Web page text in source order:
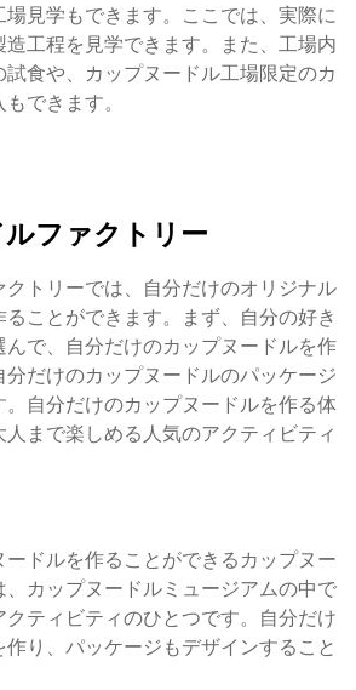
見学もできます。ここでは、実際に
工程を見学できます。また、工場内
食や、カップヌードル工場限定のカ
できます。
ファクトリー
クトリーでは、自分だけのオリジナル
ことができます。まず、自分の好き
で、自分だけのカップヌードルを作
分だけのカップヌードルのパッケージ
。自分だけのカップヌードルを作る体
まで楽しめる人気のアクティビティ
ドルを作ることができるカップヌー
、カップヌードルミュージアムの中で
クティビティのひとつです。自分だけ
り、パッケージもデザインすること